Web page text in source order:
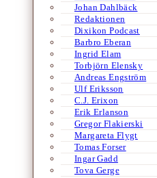
Johan Dahlbäck
Redaktionen
Dixikon Podcast
Barbro Eberan
Ingrid Elam
Torbjörn Elensky
Andreas Engström
Ulf Eriksson
C.J. Erixon
Erik Erlanson
Gregor Flakierski
Margareta Flygt
Tomas Forser
Ingar Gadd
Tova Gerge